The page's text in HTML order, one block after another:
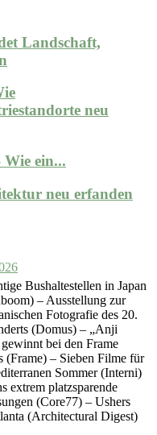
Landschaft,
neu
ein...
neu erfanden
Bushaltestellen in Japan
– Ausstellung zur
Fotografie des 20.
(Domus) – „Anji
bei den Frame
(Frame) – Sieben Filme für
Sommer (Interni)
extrem platzsparende
(Core77) – Ushers
(Architectural Digest)